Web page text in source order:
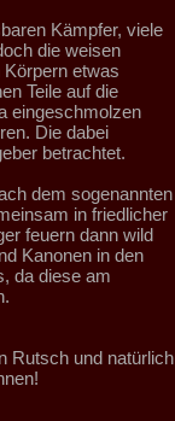
Kämpfer, viele
die weisen
etwas
Teile auf die
eingeschmolzen
Die dabei
betrachtet.
dem sogenannten
in friedlicher
feuern dann wild
Kanonen in den
da diese am
Rutsch und natürlich